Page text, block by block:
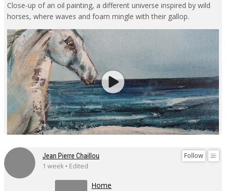
Close-up of an oil painting, a different universe inspired by wild
horses, where waves and foam mingle with their gallop.
Follow
Jean Pierre Chaillou
1 week • Edited
Home